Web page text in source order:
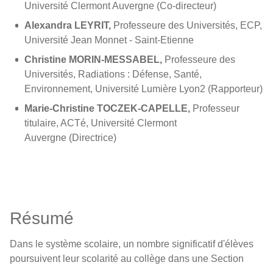
Université Clermont Auvergne (Co-directeur)
Alexandra LEYRIT, Professeure des Universités, ECP,
Université Jean Monnet - Saint-Etienne
Christine MORIN-MESSABEL, Professeure des
Universités, Radiations : Défense, Santé,
Environnement, Université Lumière Lyon2 (Rapporteur)
Marie-Christine TOCZEK-CAPELLE, Professeur
titulaire, ACTé, Université Clermont
Auvergne (Directrice)
Résumé
Dans le système scolaire, un nombre significatif d'élèves
poursuivent leur scolarité au collège dans une Section